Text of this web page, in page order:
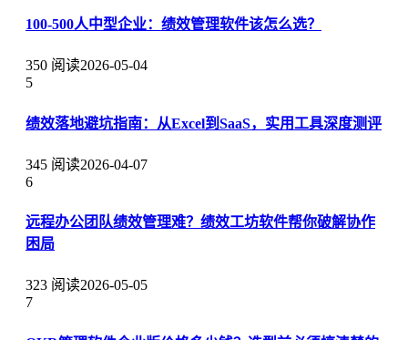
100-500人中型企业：绩效管理软件该怎么选？
350 阅读2026-05-04
5
绩效落地避坑指南：从Excel到SaaS，实用工具深度测评
345 阅读2026-04-07
6
远程办公团队绩效管理难？绩效工坊软件帮你破解协作
困局
323 阅读2026-05-05
7